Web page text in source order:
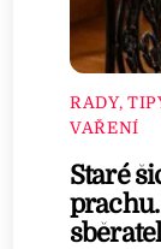
RADY,
VAŘENÍ
Staré